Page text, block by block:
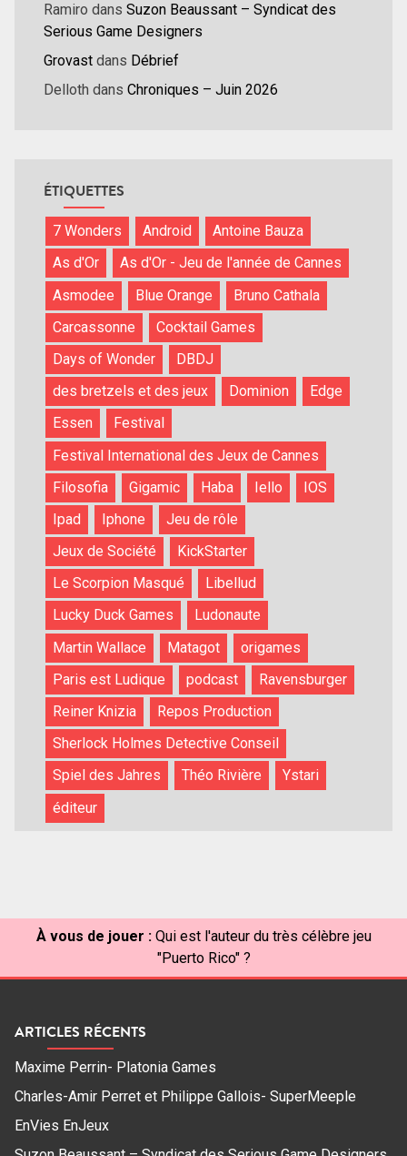
Ramiro dans Suzon Beaussant – Syndicat des
Serious Game Designers
Grovast dans Débrief
Delloth dans Chroniques – Juin 2026
ÉTIQUETTES
7 Wonders Android
Antoine Bauza
As d'Or
As d'Or - Jeu de l'année de Cannes
Asmodee
Blue Orange
Bruno Cathala
Carcassonne
Cocktail Games
Days of Wonder
DBDJ
des bretzels et des jeux
Dominion
Edge
Essen
Festival
Festival International des Jeux de Cannes
Filosofia
Gigamic Haba Iello
IOS
Ipad
Iphone
Jeu de rôle
Jeux de Société
KickStarter
Le Scorpion Masqué
Libellud
Lucky Duck Games
Ludonaute
Martin Wallace
Matagot
origames
Paris est Ludique
podcast
Ravensburger
Reiner Knizia
Repos Production
Sherlock Holmes Detective Conseil
Spiel des Jahres
Théo Rivière
Ystari
éditeur
À vous de jouer : Qui est l'auteur du très célèbre jeu
"Puerto Rico" ?
ARTICLES RÉCENTS
Maxime Perrin- Platonia Games
Charles-Amir Perret et Philippe Gallois- SuperMeeple
EnVies EnJeux